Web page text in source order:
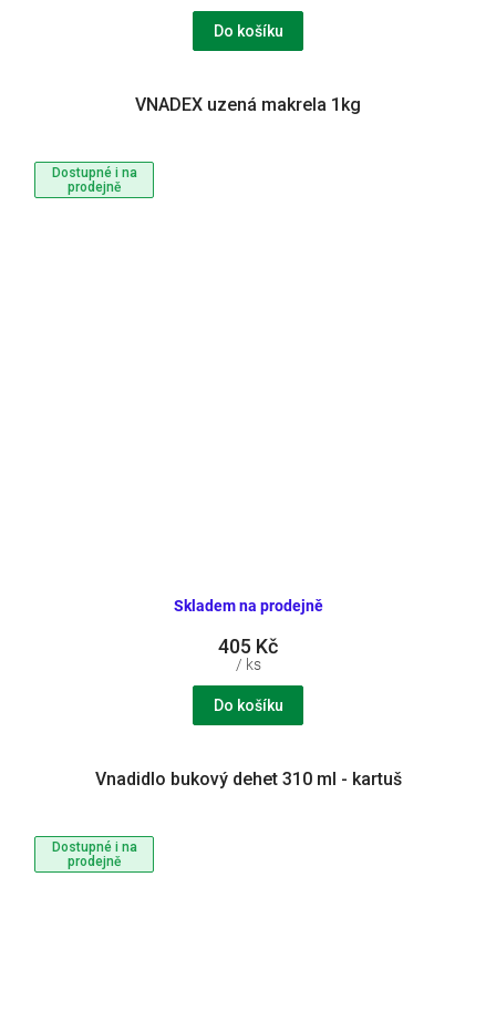
Do košíku
Dostupné i na
prodejně
VNADEX uzená makrela 1kg
Skladem na prodejně
405 Kč
/ ks
Do košíku
Dostupné i na
prodejně
Vnadidlo bukový dehet 310 ml - kartuš